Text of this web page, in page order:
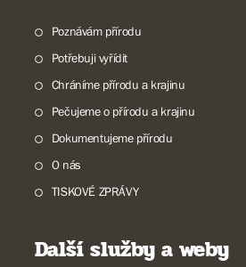
Poznávám přírodu
Potřebuji vyřídit
Chráníme přírodu a krajinu
Pečujeme o přírodu a krajinu
Dokumentujeme přírodu
O nás
TISKOVÉ ZPRÁVY
Další služby a weby